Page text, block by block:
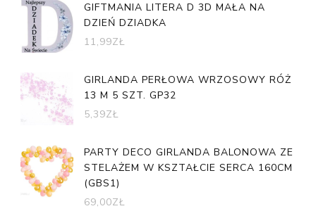
GIFTMANIA LITERA D 3D MAŁA NA
DZIEŃ DZIADKA
11,99ZŁ
GIRLANDA PERŁOWA WRZOSOWY RÓŻ
13 M 5 SZT. GP32
5,39ZŁ
PARTY DECO GIRLANDA BALONOWA ZE
STELAŻEM W KSZTAŁCIE SERCA 160CM
(GBS1)
69,00ZŁ